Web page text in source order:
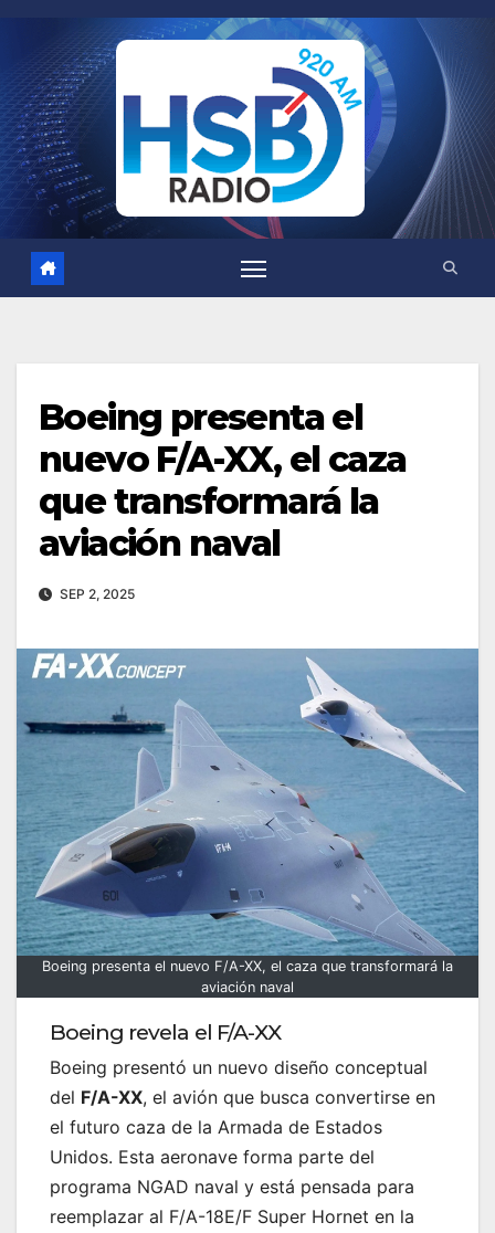
contenido
Boeing presenta el
nuevo F/A-XX, el caza
que transformará la
aviación naval
SEP 2, 2025
Boeing presenta el nuevo F/A-XX, el caza que transformará la
aviación naval
Boeing revela el F/A-XX
Boeing presentó un nuevo diseño conceptual
del F/A-XX, el avión que busca convertirse en
el futuro caza de la Armada de Estados
Unidos. Esta aeronave forma parte del
programa NGAD naval y está pensada para
reemplazar al F/A-18E/F Super Hornet en la